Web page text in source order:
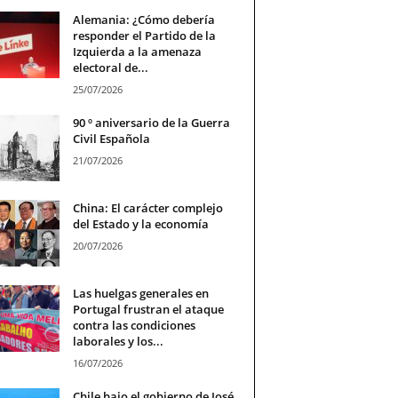
Alemania: ¿Cómo debería
responder el Partido de la
Izquierda a la amenaza
electoral de...
25/07/2026
90 º aniversario de la Guerra
Civil Española
21/07/2026
China: El carácter complejo
del Estado y la economía
20/07/2026
Las huelgas generales en
Portugal frustran el ataque
contra las condiciones
laborales y los...
16/07/2026